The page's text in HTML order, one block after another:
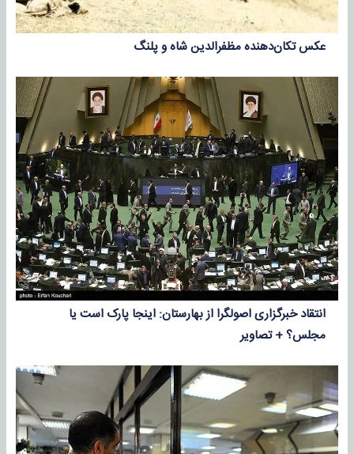
عکس تکان‌دهنده مظفرالدین شاه و پلنگ
انتقاد خبرگزاری اصولگرا از بهارستان: اینجا پارک است یا
مجلس؟ + تصاویر